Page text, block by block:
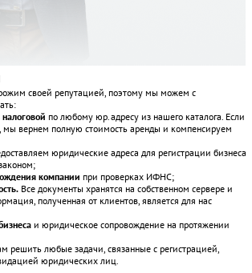
своей репутацией, поэтому мы можем с
по любому юр.адресу из нашего каталога. Если
мы вернем полную стоимость аренды и компенсируем
юридические адреса для регистрации бизнеса
компании при проверках ИФНС;
Все документы хранятся на собственном сервере и
полученная от клиентов, является для нас
и юридическое сопровождение на протяжении
решить любые задачи, связанные с регистрацией,
юридических лиц.